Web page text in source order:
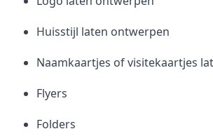
Huisstijl laten ontwerpen
Naamkaartjes of visitekaartjes
Flyers
Folders